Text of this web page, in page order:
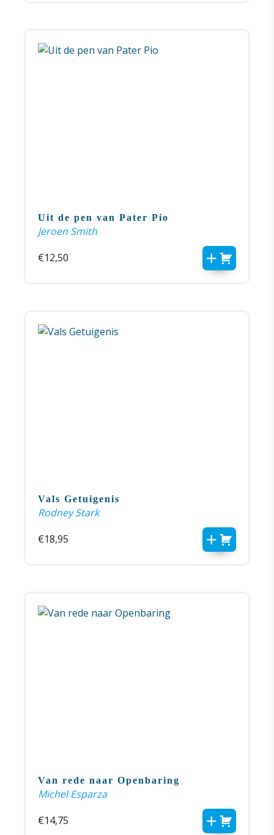
Uit de pen van Pater Pio
Jeroen Smith
€12,50
Vals Getuigenis
Rodney Stark
€18,95
Van rede naar Openbaring
Michel Esparza
€14,75